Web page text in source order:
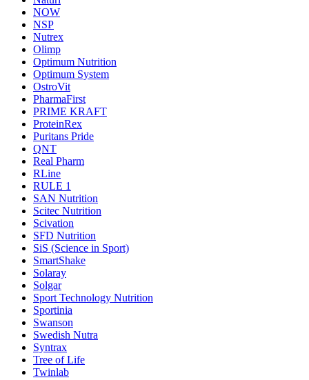
NOW
NSP
Nutrex
Olimp
Optimum Nutrition
Optimum System
OstroVit
PharmaFirst
PRIME KRAFT
ProteinRex
Puritans Pride
QNT
Real Pharm
RLine
RULE 1
SAN Nutrition
Scitec Nutrition
Scivation
SFD Nutrition
SiS (Science in Sport)
SmartShake
Solaray
Solgar
Sport Technology Nutrition
Sportinia
Swanson
Swedish Nutra
Syntrax
Tree of Life
Twinlab